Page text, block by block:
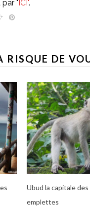
"ICI".
RISQUE DE
Ubud la capitale
emplettes